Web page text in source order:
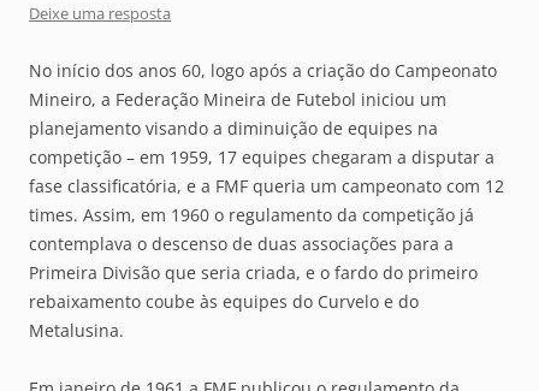
Deixe uma resposta
No início dos anos 60, logo após a criação do Campeonato
Mineiro, a Federação Mineira de Futebol iniciou um
planejamento visando a diminuição de equipes na
competição – em 1959, 17 equipes chegaram a disputar a
fase classificatória, e a FMF queria um campeonato com 12
times. Assim, em 1960 o regulamento da competição já
contemplava o descenso de duas associações para a
Primeira Divisão que seria criada, e o fardo do primeiro
rebaixamento coube às equipes do Curvelo e do
Metalusina.